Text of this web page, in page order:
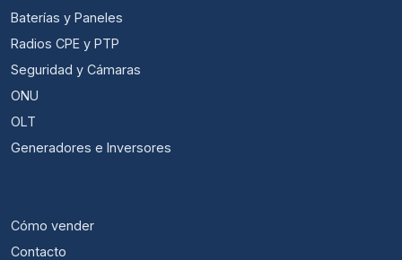
Baterías y Paneles
Radios CPE y PTP
Seguridad y Cámaras
ONU
OLT
Generadores e Inversores
Cómo vender
Contacto